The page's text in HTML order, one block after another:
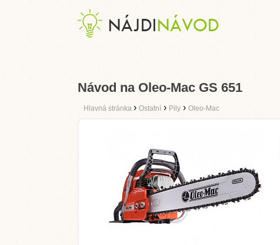
Návod na Oleo-Mac GS 651
Hlavná stránka › Ostatní › Pily › Oleo-Mac